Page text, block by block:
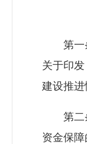
第一条
关于印
建设推进
第二条
资金保障